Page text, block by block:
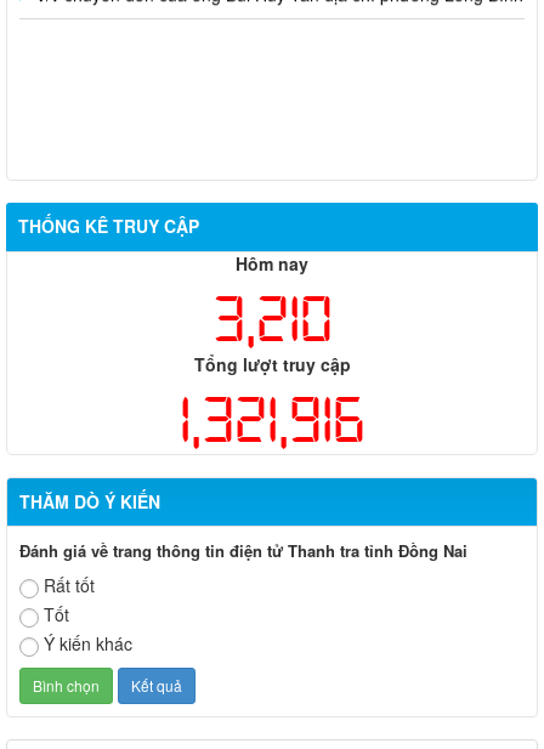
THỐNG KÊ TRUY CẬP
Hôm nay
3,210
Tổng lượt truy cập
1,321,916
THĂM DÒ Ý KIẾN
Đánh giá về trang thông tin điện tử Thanh tra tỉnh Đồng Nai
Rất tốt
Tốt
Ý kiến khác